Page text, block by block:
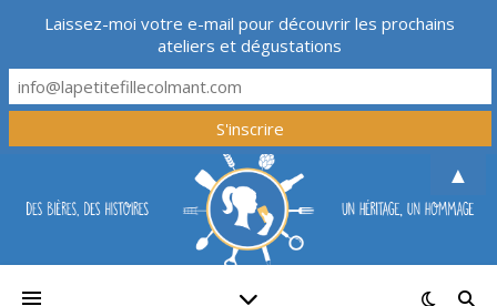
Laissez-moi votre e-mail pour découvrir les prochains
ateliers et dégustations
▲